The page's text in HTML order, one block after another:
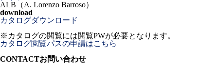
ALB（A. Lorenzo Barroso）
download
カタログダウンロード
※カタログの閲覧には閲覧PWが必要となります。
カタログ閲覧パスの申請はこちら
CONTACTお問い合わせ